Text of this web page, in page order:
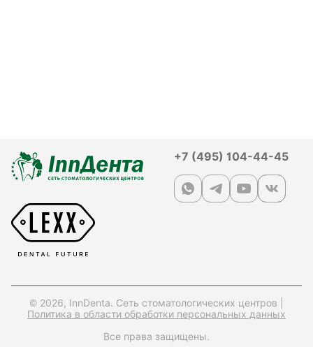
+7 (495) 104-44-45
© 2026, InnDenta. Сеть стоматологических центров |
Политика в области обработки персональных данных
Все права защищены.